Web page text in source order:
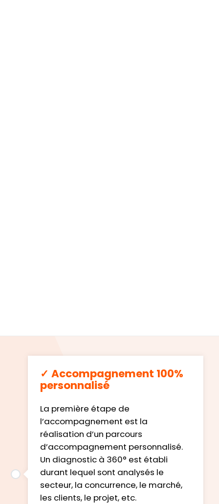
✓ Accompagnement 100%
personnalisé
La première étape de
l’accompagnement est la
réalisation d’un parcours
d’accompagnement personnalisé.
Un diagnostic à 360° est établi
durant lequel sont analysés le
secteur, la concurrence, le marché,
les clients, le projet, etc.